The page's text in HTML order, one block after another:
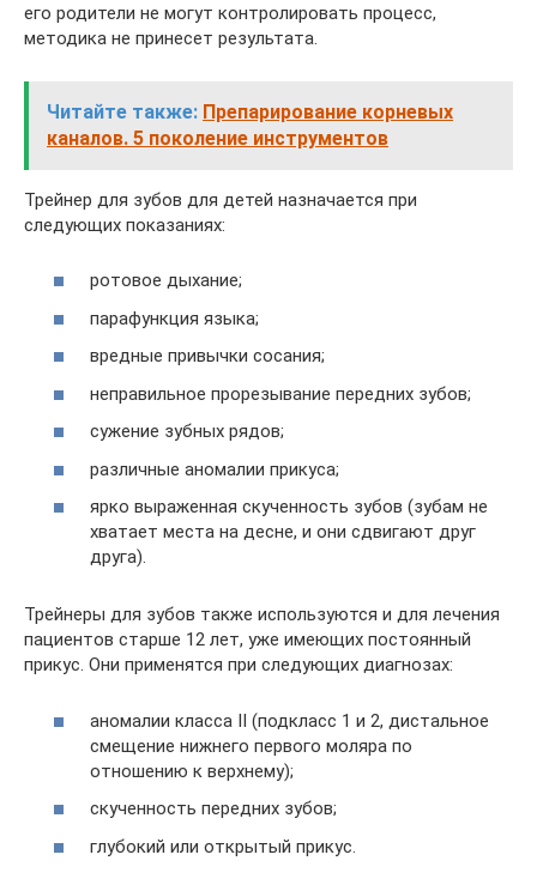
его родители не могут контролировать процесс,
методика не принесет результата.
Читайте также: Препарирование корневых
каналов. 5 поколение инструментов
Трейнер для зубов для детей назначается при
следующих показаниях:
ротовое дыхание;
парафункция языка;
вредные привычки сосания;
неправильное прорезывание передних зубов;
сужение зубных рядов;
различные аномалии прикуса;
ярко выраженная скученность зубов (зубам не
хватает места на десне, и они сдвигают друг
друга).
Трейнеры для зубов также используются и для лечения
пациентов старше 12 лет, уже имеющих постоянный
прикус. Они применятся при следующих диагнозах:
аномалии класса II (подкласс 1 и 2, дистальное
смещение нижнего первого моляра по
отношению к верхнему);
скученность передних зубов;
глубокий или открытый прикус.